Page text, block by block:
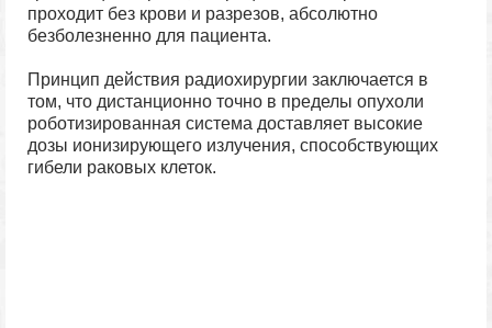
проходит без крови и разрезов, абсолютно
безболезненно для пациента.
Принцип действия радиохирургии заключается в
том, что дистанционно точно в пределы опухоли
роботизированная система доставляет высокие
дозы ионизирующего излучения, способствующих
гибели раковых клеток.